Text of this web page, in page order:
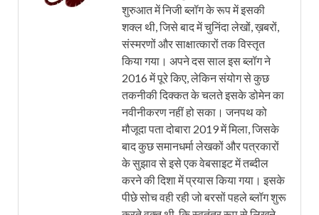
शुरुआत में निजी ब्लॉग के रूप में इसकी
शक्ल थी, जिसे बाद में चुनिंदा लेखों, ख़बरों,
संस्मरणों और साक्षात्कारों तक विस्तृत
किया गया। अपने दस साल इस ब्लॉग ने
2016 में पूरे किए, लेकिन संयोग से कुछ
तकनीकी दिक्कत के चलते इसके डोमेन का
नवीनीकरण नहीं हो सका। जनपथ को
मौजूदा पता दोबारा 2019 में मिला, जिसके
बाद कुछ समानधर्मा लेखकों और पत्रकारों
के सुझाव से इसे एक वेबसाइट में तब्दील
करने की दिशा में प्रयास किया गया। इसके
पीछे सोच वही रही जो बरसों पहले ब्लॉग शुरू